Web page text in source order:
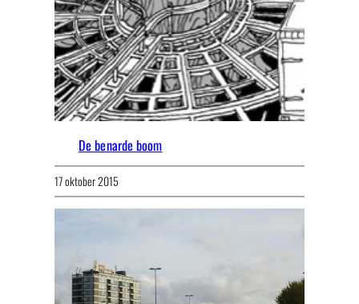
De benarde boom
17 oktober 2015